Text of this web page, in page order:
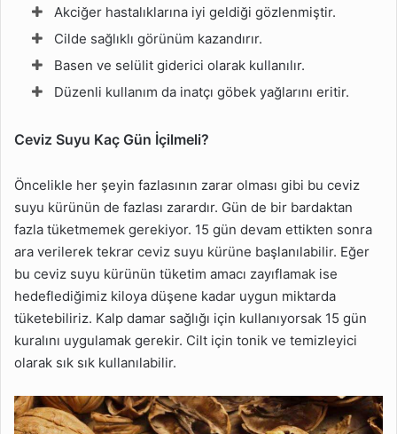
Akciğer hastalıklarına iyi geldiği gözlenmiştir.
Cilde sağlıklı görünüm kazandırır.
Basen ve selülit giderici olarak kullanılır.
Düzenli kullanım da inatçı göbek yağlarını eritir.
Ceviz Suyu Kaç Gün İçilmeli?
Öncelikle her şeyin fazlasının zarar olması gibi bu ceviz
suyu kürünün de fazlası zarardır. Gün de bir bardaktan
fazla tüketmemek gerekiyor. 15 gün devam ettikten sonra
ara verilerek tekrar ceviz suyu kürüne başlanılabilir. Eğer
bu ceviz suyu kürünün tüketim amacı zayıflamak ise
hedeflediğimiz kiloya düşene kadar uygun miktarda
tüketebiliriz. Kalp damar sağlığı için kullanıyorsak 15 gün
kuralını uygulamak gerekir. Cilt için tonik ve temizleyici
olarak sık sık kullanılabilir.